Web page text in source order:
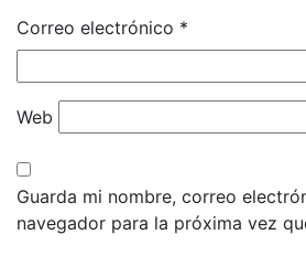
Correo electrónico *
Web
Guarda mi nombre, correo
navegador para la próxima vez